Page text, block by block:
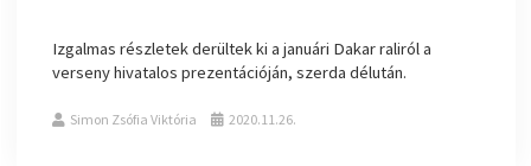
Izgalmas részletek derültek ki a januári Dakar raliról a
verseny hivatalos prezentációján, szerda délután.
Simon Zsófia Viktória 2020.11.26.